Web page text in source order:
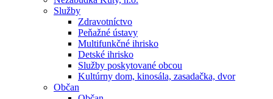
Služby
Zdravotníctvo
Peňažné ústavy
Multifunkčné ihrisko
Detské ihrisko
Služby poskytované obcou
Kultúrny dom, kinosála, zasadačka, dvor
Občan